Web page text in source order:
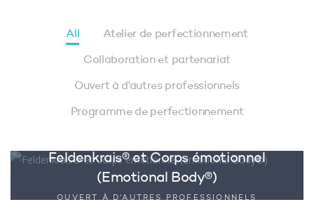
All Atelier de perfectionnement
Collaboration et partenariat
Ouvert à d'autres professionnels
Programme de perfectionnement
Feldenkrais® et Corps émotionnel
(Emotional Body®)
OUVERT À D'AUTRES PROFESSIONNELS